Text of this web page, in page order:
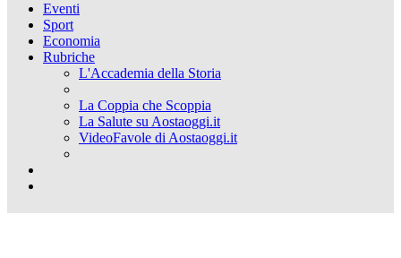
Eventi
Sport
Economia
Rubriche
L'Accademia della Storia
La Coppia che Scoppia
La Salute su Aostaoggi.it
VideoFavole di Aostaoggi.it